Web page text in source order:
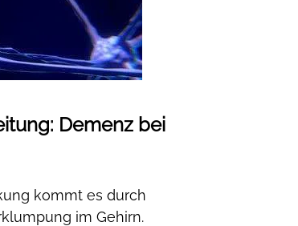
Demenz bei
kommt es durch
im Gehirn.